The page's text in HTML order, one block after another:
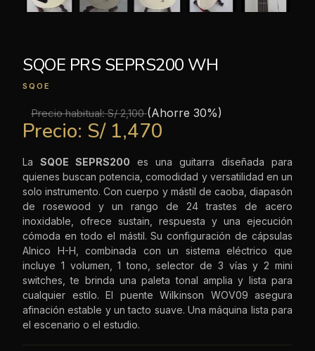
SQOE PRS SEPRS200 WH
SQOE
Precio habitual:S/ 2,100(Ahorre 30%)
Precio: S/ 1,470
La SQOE SEPRS200 es una guitarra diseñada para
quienes buscan potencia, comodidad y versatilidad en un
solo instrumento. Con cuerpo y mástil de caoba, diapasón
de rosewood y un rango de 24 trastes de acero
inoxidable, ofrece sustain, respuesta y una ejecución
cómoda en todo el mástil. Su configuración de cápsulas
Alnico H-H, combinada con un sistema eléctrico que
incluye 1 volumen, 1 tono, selector de 3 vías y 2 mini
switches, te brinda una paleta tonal amplia y lista para
cualquier estilo. El puente Wilkinson WOV09 asegura
afinación estable y un tacto suave. Una máquina lista para
el escenario o el estudio.